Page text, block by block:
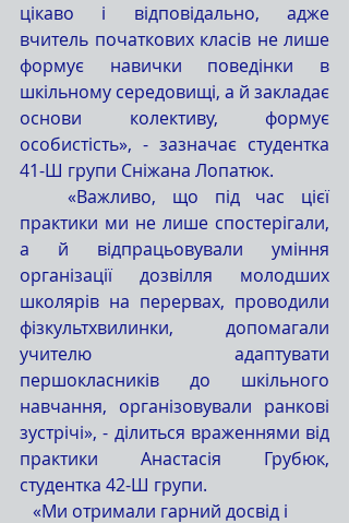
цікаво і відповідально, адже
вчитель початкових класів не лише
формує навички поведінки в
шкільному середовищі, а й закладає
основи колективу, формує
особистість», - зазначає студентка
41-Ш групи Сніжана Лопатюк.
   «Важливо, що під час цієї
практики ми не лише спостерігали,
а й відпрацьовували уміння
організації дозвілля молодших
школярів на перервах, проводили
фізкультхвилинки, допомагали
учителю адаптувати
першокласників до шкільного
навчання, організовували ранкові
зустрічі», - ділиться враженнями від
практики Анастасія Грубюк,
студентка 42-Ш групи.